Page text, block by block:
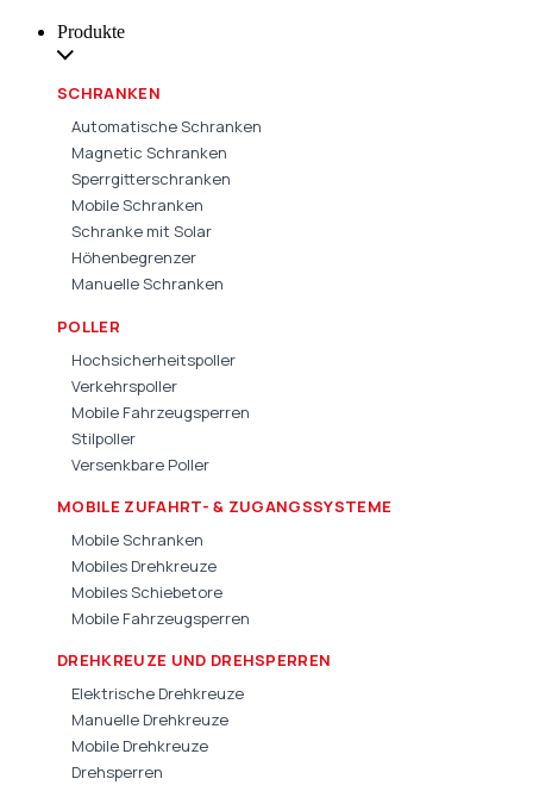
Produkte
SCHRANKEN
Automatische Schranken
Magnetic Schranken
Sperrgitterschranken
Mobile Schranken
Schranke mit Solar
Höhenbegrenzer
Manuelle Schranken
POLLER
Hochsicherheitspoller
Verkehrspoller
Mobile Fahrzeugsperren
Stilpoller
Versenkbare Poller
MOBILE ZUFAHRT- & ZUGANGSSYSTEME
Mobile Schranken
Mobiles Drehkreuze
Mobiles Schiebetore
Mobile Fahrzeugsperren
DREHKREUZE UND DREHSPERREN
Elektrische Drehkreuze
Manuelle Drehkreuze
Mobile Drehkreuze
Drehsperren